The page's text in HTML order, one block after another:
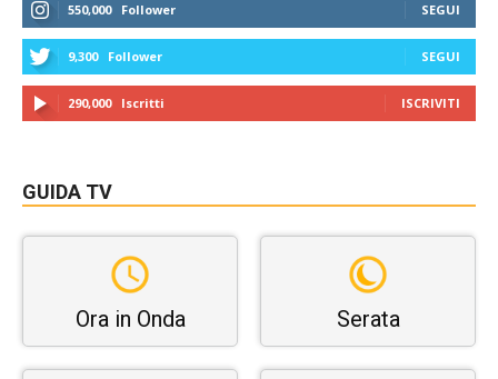
550,000 Follower SEGUI
9,300 Follower SEGUI
290,000 Iscritti ISCRIVITI
GUIDA TV
Ora in Onda Serata